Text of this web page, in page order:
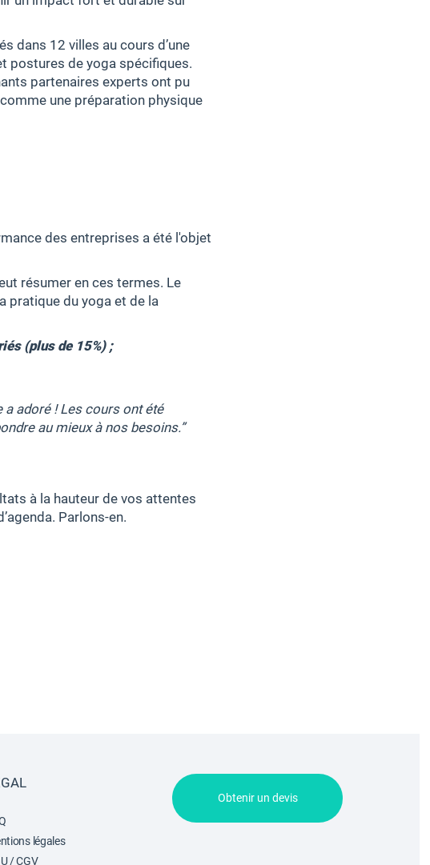
dans 12 villes au cours d’une
postures de yoga spécifiques.
partenaires experts ont pu
une préparation physique
des entreprises a été l'objet
résumer en ces termes. Le
pratique du yoga et de la
(plus de 15%) ;
a adoré ! Les cours ont été
au mieux à nos besoins.”
à la hauteur de vos attentes
Parlons-en.
légales
/ CGV
Obtenir un devis